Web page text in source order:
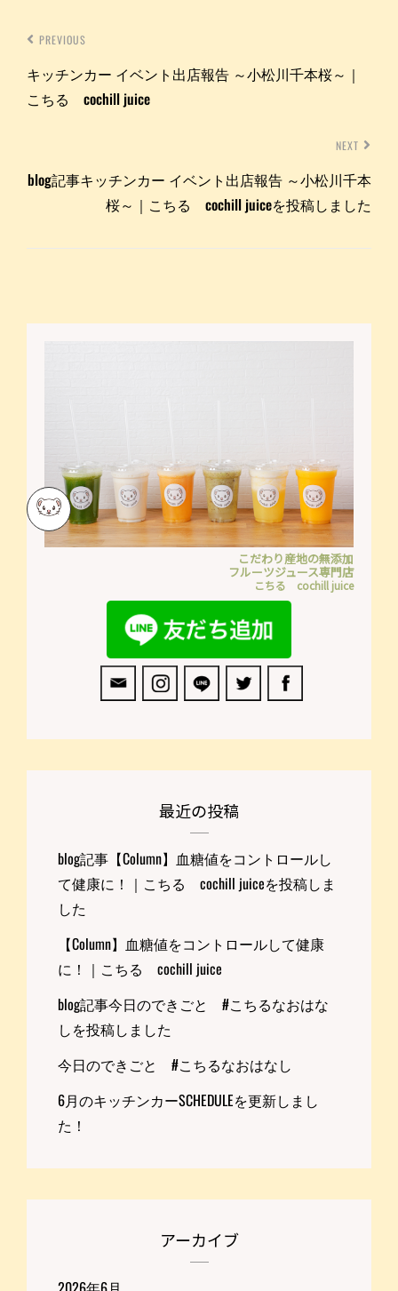
PREVIOUS
キッチンカー イベント出店報告 ～小松川千本桜～｜
こちる cochill juice
NEXT
blog記事キッチンカー イベント出店報告 ～小松川千本
桜～｜こちる cochill juiceを投稿しました
こだわり産地の無添加
フルーツジュース専門店
こちる cochill juice
最近の投稿
blog記事【Column】血糖値をコントロールし
て健康に！｜こちる cochill juiceを投稿しま
した
【Column】血糖値をコントロールして健康
に！｜こちる cochill juice
blog記事今日のできごと #こちるなおはな
しを投稿しました
今日のできごと #こちるなおはなし
6月のキッチンカーSCHEDULEを更新しまし
た！
アーカイブ